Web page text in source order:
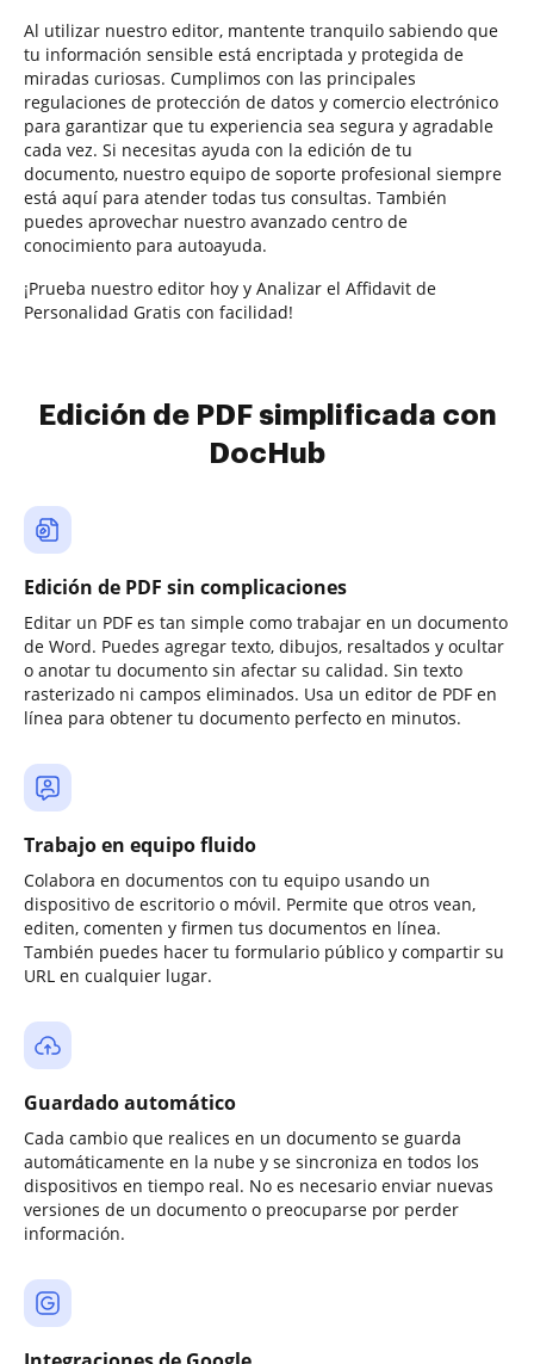
Al utilizar nuestro editor, mantente tranquilo sabiendo que
tu información sensible está encriptada y protegida de
miradas curiosas. Cumplimos con las principales
regulaciones de protección de datos y comercio electrónico
para garantizar que tu experiencia sea segura y agradable
cada vez. Si necesitas ayuda con la edición de tu
documento, nuestro equipo de soporte profesional siempre
está aquí para atender todas tus consultas. También
puedes aprovechar nuestro avanzado centro de
conocimiento para autoayuda.
¡Prueba nuestro editor hoy y Analizar el Affidavit de
Personalidad Gratis con facilidad!
Edición de PDF simplificada con
DocHub
Edición de PDF sin complicaciones
Editar un PDF es tan simple como trabajar en un documento
de Word. Puedes agregar texto, dibujos, resaltados y ocultar
o anotar tu documento sin afectar su calidad. Sin texto
rasterizado ni campos eliminados. Usa un editor de PDF en
línea para obtener tu documento perfecto en minutos.
Trabajo en equipo fluido
Colabora en documentos con tu equipo usando un
dispositivo de escritorio o móvil. Permite que otros vean,
editen, comenten y firmen tus documentos en línea.
También puedes hacer tu formulario público y compartir su
URL en cualquier lugar.
Guardado automático
Cada cambio que realices en un documento se guarda
automáticamente en la nube y se sincroniza en todos los
dispositivos en tiempo real. No es necesario enviar nuevas
versiones de un documento o preocuparse por perder
información.